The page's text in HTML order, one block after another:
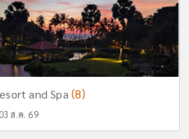
and Spa (8)
ส.ค. 69